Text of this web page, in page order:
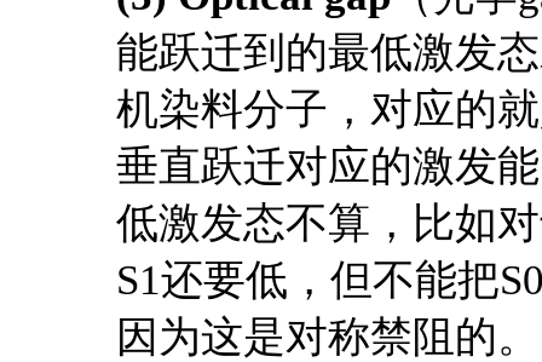
能跃迁到的最低激发
机染料分子，对应的
垂直跃迁对应的激发
低激发态不算，比如
S1还要低，但不能把
因为这是对称禁阻的。